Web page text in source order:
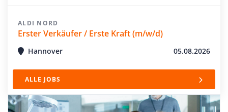
ALDI NORD
Erster Verkäufer / Erste Kraft (m/w/d)
Hannover 05.08.2026
ALLE JOBS